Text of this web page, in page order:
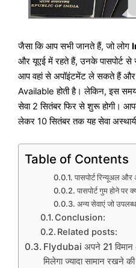
जैसा कि आप सभी जानते हैं, जो लोग
और यूएई में रहते हैं, उनके पासपोर्ट से
आप वहां से अपॉइंटमेंट ले सकते हैं और
Available होती है। लेकिन, इस
सेवा 2 सितंबर फिर से शुरू होगी।
लेकर 10 सितंबर तक यह सेवा
Table of Contents
पासपोर्ट रिन्यूअल और
पासपोर्ट गुम होने पर
अन्य सेवाएं जो
Conclusion:
Related posts:
Flydubai अपने 21 विमान
मिलेगा ज्यादा सामान रखने